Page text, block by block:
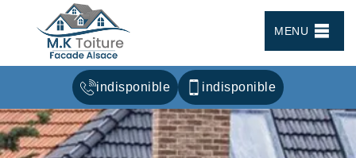
MENU
indisponible indisponible